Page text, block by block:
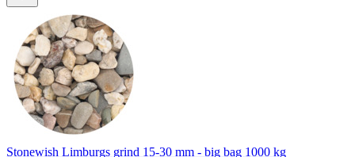
Stonewish Limburgs grind 15-30 mm - big bag 1000 kg